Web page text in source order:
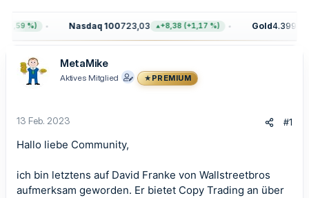
e
%) Nasdaq 100723,03 +8,38 (+1,17 %) Gold4.399,70
MetaMike
Aktives Mitglied PREMIUM
13 Feb. 2023 #1
Hallo liebe Community,
ich bin letztens auf David Franke von Wallstreetbros
aufmerksam geworden. Er bietet Copy Trading an über